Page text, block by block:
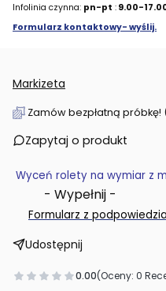
Infolinia czynna: pn-pt : 9.00-
Formularz kontaktowy- wyślij.
Markizeta
Zamów bezpłatną próbkę!
Zapytaj o produkt
Wyceń rolety na wymiar z
- Wypełnij -
Formularz z
Udostępnij
0.00(Oceny: 0